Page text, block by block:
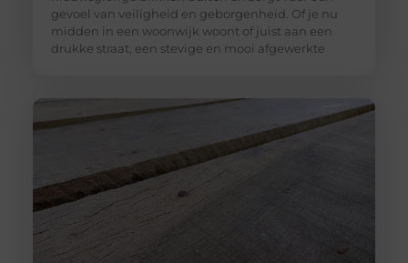
gevoel van veiligheid en geborgenheid. Of je nu
midden in een woonwijk woont of juist aan een
drukke straat, een stevige en mooi afgewerkte